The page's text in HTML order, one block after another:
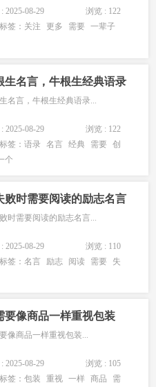
2025-08-29
浏览 : 122
签： 关注 更多 需要
一辈子
生名言，牛根生经典语录
名言，牛根生经典语录...
2025-08-29
浏览 : 122
签：语录 名言 经典 需要
创
个
败时需要阅读的励志名言
时需要阅读的励志名言...
2025-08-29
浏览 : 110
签：名言 励志 阅读 需要
失
要像商品一样重视包装
像商品一样重视包装...
2025-08-29
浏览 : 105
签：包装 重视 一样 商品
需